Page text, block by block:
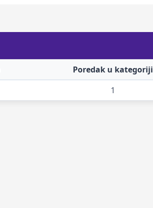
Poredak u kategoriji
1